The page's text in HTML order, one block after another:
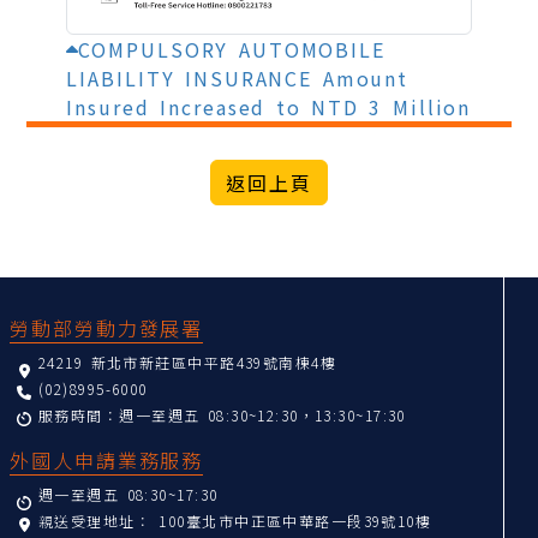
COMPULSORY AUTOMOBILE
LIABILITY INSURANCE Amount
Insured Increased to NTD 3 Million
勞動部勞動力發展署
24219 新北市新莊區中平路439號南棟4樓
(02)8995-6000
服務時間：週一至週五 08:30~12:30，13:30~17:30
外國人申請業務服務
週一至週五 08:30~17:30
親送受理地址： 100臺北市中正區中華路一段39號10樓